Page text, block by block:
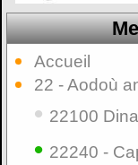
Accueil
22 - Aodoù
• 22100
• 22240 -